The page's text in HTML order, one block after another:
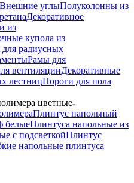
Внешние углыПолуколонны из
Декоративное
из
купола из
для радиусных
Рамы для
вентиляцииДекоративные
лестницПороги для пола
цветные
Плинтус напольный
белыеПлинтуса напольные из
с подсветкойПлинтус
напольные плинтуса